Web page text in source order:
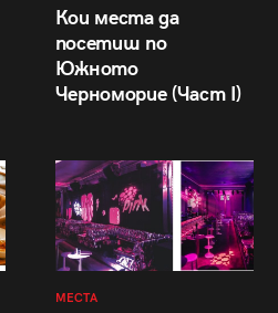
Кои места да
посетиш по
Южното
Черноморие (Част I)
МЕСТА